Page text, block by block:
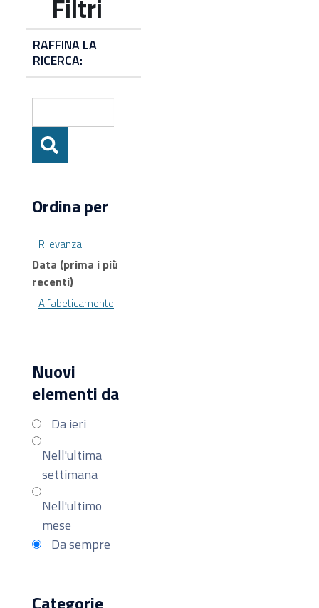
RAFFINA LA
RICERCA:
Ordina per
Rilevanza
Data (prima i più
recenti)
Alfabeticamente
Nuovi
elementi da
Da ieri
Nell'ultima
settimana
Nell'ultimo
mese
Da sempre